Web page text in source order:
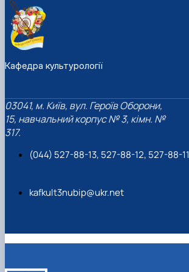
Кафедра культурології
03041, м. Київ, вул. Героїв Оборони,
15, навчальний корпус № 3, кімн. №
317.
(044) 527-88-13, 527-88-12, 527-88-11
kafkult3nubip@ukr.net